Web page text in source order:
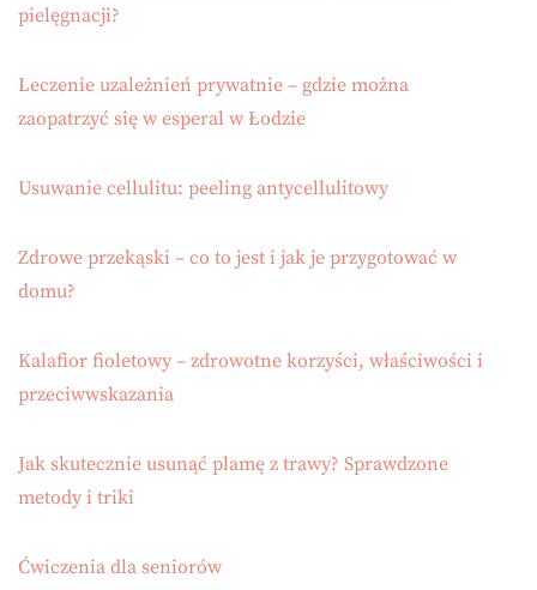
pielęgnacji?
Leczenie uzależnień prywatnie – gdzie można
zaopatrzyć się w esperal w Łodzie
Usuwanie cellulitu: peeling antycellulitowy
Zdrowe przekąski – co to jest i jak je przygotować w
domu?
Kalafior fioletowy – zdrowotne korzyści, właściwości i
przeciwwskazania
Jak skutecznie usunąć plamę z trawy? Sprawdzone
metody i triki
Ćwiczenia dla seniorów